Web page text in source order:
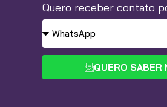
Quero receber contato
QUERO SABER